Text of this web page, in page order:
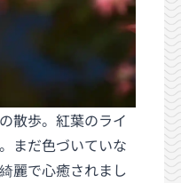
散歩。紅葉のライ
まだ色づいていな
麗で心癒されまし